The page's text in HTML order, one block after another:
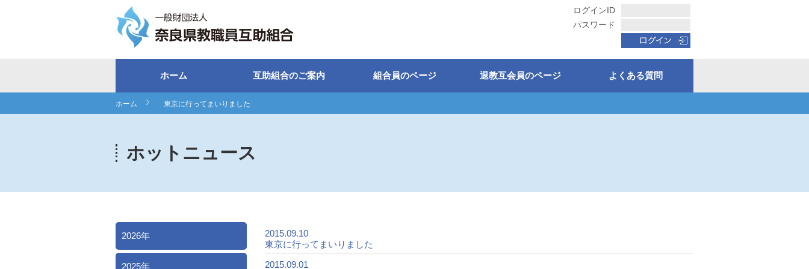
ログインID
パスワード
ホーム 互助組合のご案内 組合員のページ 退教互会員のページ よくある質問
ホーム 東京に行ってまいりました
ホットニュース
2026年
2025年
2015.09.10
東京に行ってまいりました
2015.09.01